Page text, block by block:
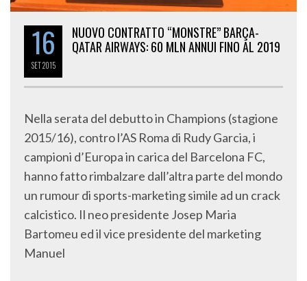
16
SET2015
NUOVO CONTRATTO “MONSTRE” BARÇA-
QATAR AIRWAYS: 60 MLN ANNUI FINO AL 2019
Nella serata del debutto in Champions (stagione
2015/16), contro l’AS Roma di Rudy Garcia, i
campioni d’Europa in carica del Barcelona FC,
hanno fatto rimbalzare dall’altra parte del mondo
un rumour di sports-marketing simile ad un crack
calcistico. Il neo presidente Josep Maria
Bartomeu ed il vice presidente del marketing
Manuel